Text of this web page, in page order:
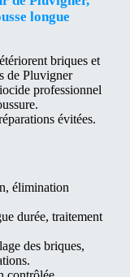
longue
briques et
de Pluvigner
professionnel
évitées.
élimination
durée, traitement
des briques,